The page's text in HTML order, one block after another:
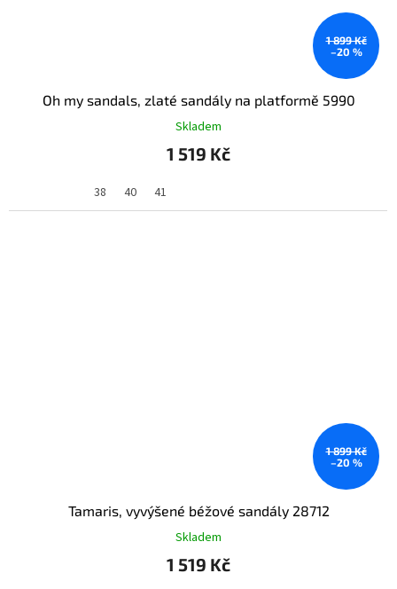
1 899 Kč
–20 %
Oh my sandals, zlaté sandály na platformě 5990
Skladem
1 519 Kč
38 40 41
1 899 Kč
–20 %
Tamaris, vyvýšené béžové sandály 28712
Skladem
1 519 Kč